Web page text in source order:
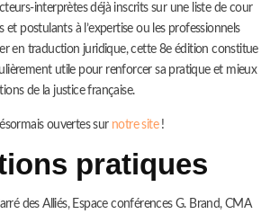
interprètes déjà inscrits sur une liste de cour
et postulants à l’expertise ou les professionnels
en traduction juridique, cette 8e édition constitue
utile pour renforcer sa pratique et mieux
de la justice française.
ouvertes sur notre site!
pratiques
des Alliés, Espace conférences G. Brand, CMA